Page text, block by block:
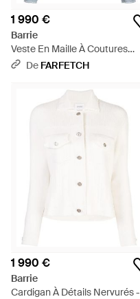
1 990 €
Barrie
Veste En Maille À Coutures
Contrastantes - Bleu
De FARFETCH
1 990 €
Barrie
Cardigan À Détails Nervurés -